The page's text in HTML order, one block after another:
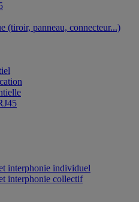
(tiroir, panneau, connecteur...)
interphonie individuel
interphonie collectif